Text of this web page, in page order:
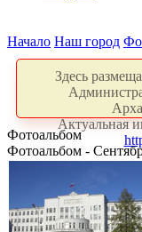
Начало Наш город
Здесь
Актуальная
Фотоальбом
Фотоальбом -